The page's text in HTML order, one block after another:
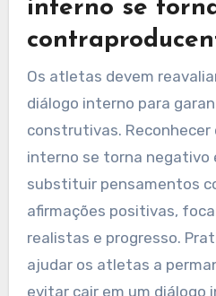
mentalidade de apoio,
naveguem efetivamente
O que os
fazer quando
interno se
Os atletas devem
diálogo interno para
construtivas. Reconhecer